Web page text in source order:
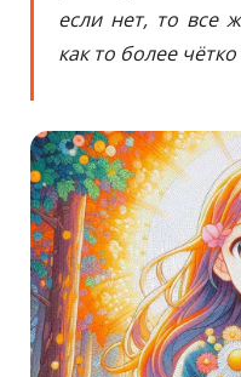
если нет, то все
как то более